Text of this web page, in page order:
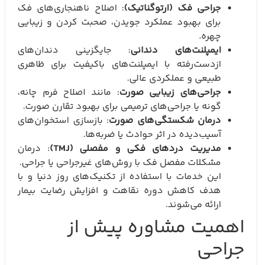
جراحی فک (ارتوگناتیک): اصلاح ناهنجاری‌های فک
برای بهبود عملکرد جویدن، صحبت کردن و زیبایی
چهره.
ایمپلنت‌های دندانی: جایگزینی دندان‌های
ازدست‌رفته با ایمپلنت‌های باکیفیت برای ظاهری
طبیعی و عملکردی عالی.
جراحی‌های زیبایی صورت: مانند اصلاح فرم چانه،
گونه یا جراحی‌های ترمیمی برای بهبود تقارن صورت.
درمان شکستگی‌های صورت: بازسازی استخوان‌های
آسیب‌دیده در اثر حوادث یا ضربه‌ها.
مدیریت دردهای فکی و مفصلی (TMJ)
: درمان
مشکلات مفصل فک با روش‌های غیرجراحی یا جراحی.
این خدمات با استفاده از تکنیک‌های روز دنیا و با
هدف کاهش دوره نقاهت و افزایش رضایت بیمار
ارائه می‌شوند.
اهمیت مشاوره پیش از
جراحی